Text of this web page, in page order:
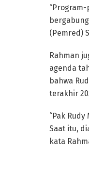
(Pemred)
Rahman
agenda
bahwa
terakhir
“Pak
Saat itu,
kata